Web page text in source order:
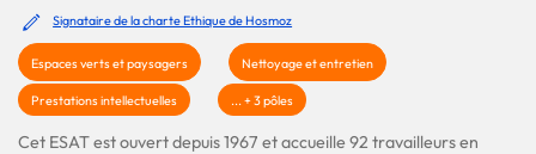
Signataire de la charte Ethique de Hosmoz
Espaces verts et paysagers Nettoyage et entretien
Prestations intellectuelles ... + 3 pôles
Cet ESAT est ouvert depuis 1967 et accueille 92 travailleurs en